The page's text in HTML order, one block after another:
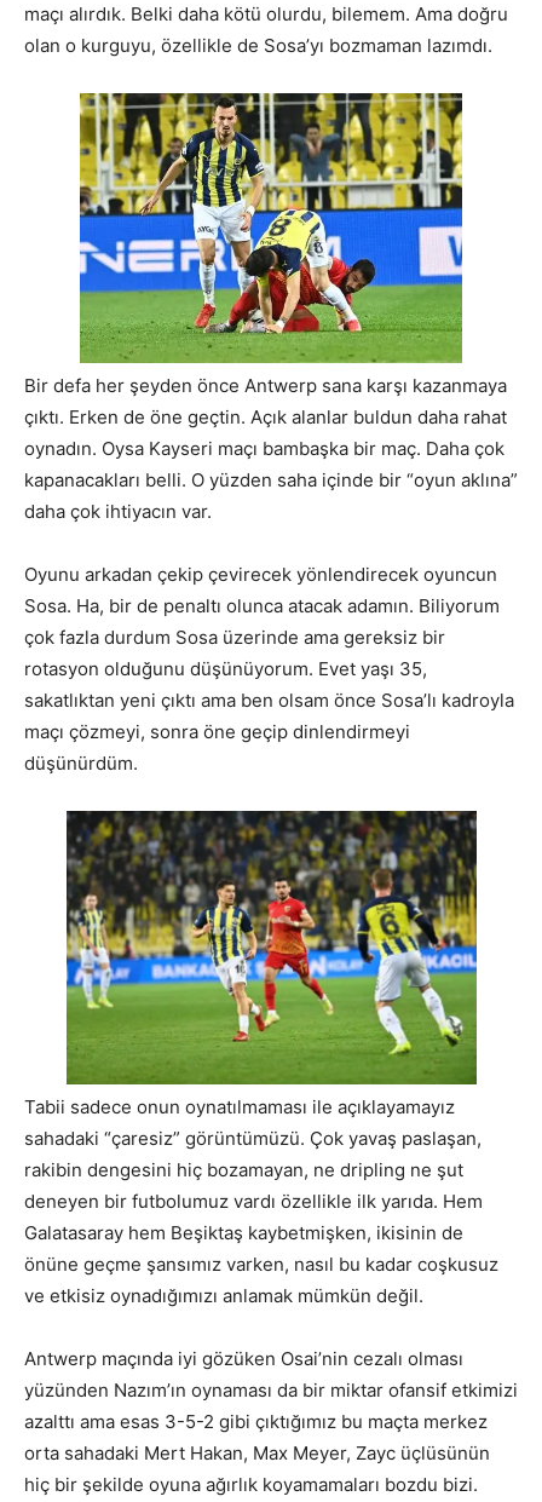
maçı alırdık. Belki daha kötü olurdu, bilemem. Ama doğru
olan o kurguyu, özellikle de Sosa’yı bozmaman lazımdı.
Bir defa her şeyden önce Antwerp sana karşı kazanmaya
çıktı. Erken de öne geçtin. Açık alanlar buldun daha rahat
oynadın. Oysa Kayseri maçı bambaşka bir maç. Daha çok
kapanacakları belli. O yüzden saha içinde bir “oyun aklına”
daha çok ihtiyacın var.
Oyunu arkadan çekip çevirecek yönlendirecek oyuncun
Sosa. Ha, bir de penaltı olunca atacak adamın. Biliyorum
çok fazla durdum Sosa üzerinde ama gereksiz bir
rotasyon olduğunu düşünüyorum. Evet yaşı 35,
sakatlıktan yeni çıktı ama ben olsam önce Sosa’lı kadroyla
maçı çözmeyi, sonra öne geçip dinlendirmeyi
düşünürdüm.
Tabii sadece onun oynatılmaması ile açıklayamayız
sahadaki “çaresiz” görüntümüzü. Çok yavaş paslaşan,
rakibin dengesini hiç bozamayan, ne dripling ne şut
deneyen bir futbolumuz vardı özellikle ilk yarıda. Hem
Galatasaray hem Beşiktaş kaybetmişken, ikisinin de
önüne geçme şansımız varken, nasıl bu kadar coşkusuz
ve etkisiz oynadığımızı anlamak mümkün değil.
Antwerp maçında iyi gözüken Osai’nin cezalı olması
yüzünden Nazım’ın oynaması da bir miktar ofansif etkimizi
azalttı ama esas 3-5-2 gibi çıktığımız bu maçta merkez
orta sahadaki Mert Hakan, Max Meyer, Zayc üçlüsünün
hiç bir şekilde oyuna ağırlık koyamamaları bozdu bizi.